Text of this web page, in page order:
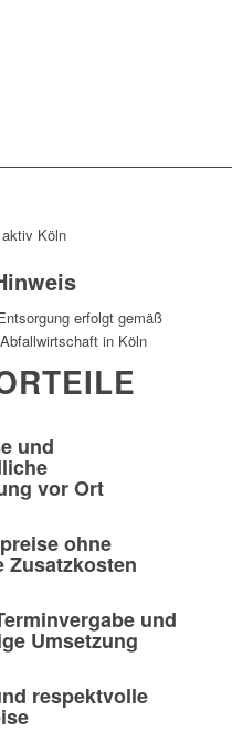
erfolgt gemäß
in Köln
und
vor Ort
ohne
Zusatzkosten
und
Umsetzung
respektvolle